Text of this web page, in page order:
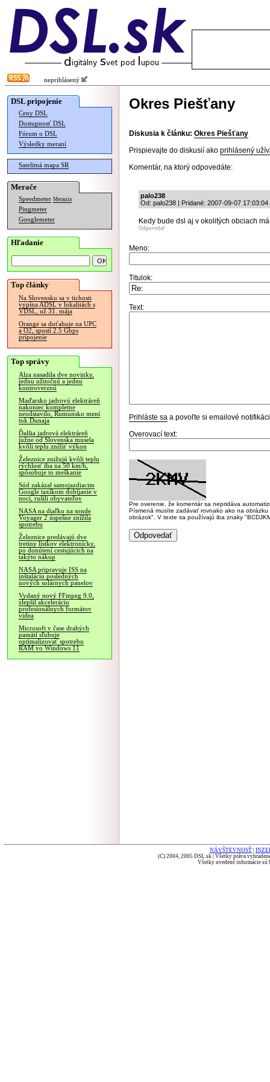
neprihlásený
DSL pripojenie
Ceny DSL
Dostupnosť DSL
Fórum o DSL
Výsledky meraní
Satelitná mapa SR
Merače
Speedmeter Merania
Pingmeter
Googlemeter
Hľadanie
Top články
Na Slovensku sa v tichosti
vypína ADSL v lokalitách s
VDSL, už 31. mája
Orange sa doťahuje na UPC
a O2, spustí 2.5 Gbps
pripojenie
Top správy
Alza nasadila dve novinky,
jednu užitočnú a jednu
kontroverznú
Maďarsko jadrovú elektráreň
nakoniec kompletne
neodstavilo, Rumunsko mení
tok Dunaja
Ďalšia jadrová elektráreň
južne od Slovenska musela
kvôli teplu znížiť výkon
Železnice znižujú kvôli teplu
rýchlosť iba na 50 km/h,
spôsobuje to meškanie
Súd zakázal samojazdiacim
Google taxíkom dobíjanie v
noci, rušili obyvateľov
NASA na diaľku na sonde
Voyager 2 úspešne znížila
spotrebu
Železnice predávajú dve
tretiny lístkov elektronicky,
po donútení cestujúcich na
takýto nákup
NASA pripravuje ISS na
inštaláciu posledných
nových solárnych panelov
Vydaný nový FFmpeg 9.0,
zlepšil akceleráciu
profesionálnych formátov
videa
Microsoft v čase drahých
pamätí sľubuje
optimalizovať spotrebu
RAM vo Windows 11
Okres Piešťany
Diskusia k článku: Okres Piešťany
Prispievajte do diskusií ako prihlásený
Komentár, na ktorý odpovedáte:
palo238
Od: palo238 | Pridané: 2007-09-07 17:03:04
Kedy bude dsl aj v okolitých obciach
Odpovedať
Meno:
Titulok:
Text:
Prihláste sa a povoľte si emailové
Overovací text:
Pre overenie, že komentár sa nepridáva
Písmená musíte zadávať rovnako ako na
obrázok". V texte sa používajú iba znaky
NÁVŠTEVNOSŤ
(C) 2004, 2005 DSL.sk | Všetky práva
Všetky uvedené informácie sú